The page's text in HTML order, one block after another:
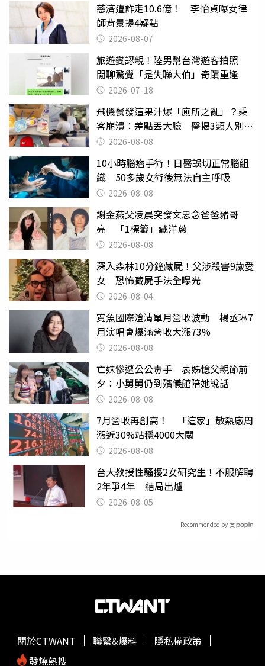
慈濟遭詐走10.6億！ 李怡貞曝女律
師背景提4疑點
2026-08-07
旅遊變認親！陸男幫台灣遊客拍照
閒聊驚覺「是失聯大伯」奇蹟重逢
2026-07-18
飛機餐發這果汁爆「廁所之亂」？乘
客崩潰：差點丟大臉 醫揭3類人別亂
喝 2026-08-08
10小時腦瘤手術！日醫誤切正常腦組
織 50多歲女術後無法自主呼吸
2026-08-08
謝金燕父凌晨突發文思念爸爸豬哥
亮 「1標籤」藏洋蔥
2026-08-08
深入森林10分鐘藏屍！父涉殺害9歲愛
女 恐怖藏屍手法全曝光
2026-08-04
寬魚國際澄清單月營收波動 楊丞琳7
月演唱會爆滿營收大漲73%
2026-08-08
亡妹慘遭公公毒手 表姊憶父親節前
夕：小舅舅仍到殯儀館陪她說話
2026-08-08
7月營收再創高！ 「這家」散熱廠周
漲近30%站穩4000大關
2026-08-08
台大教授性騷擾2女研究生！不服解聘
2年爭4年 結局出爐
2026-08-05
Recommended by
關於CTWANT 聯繫&爆料
隱私權政策
發燒熱搜